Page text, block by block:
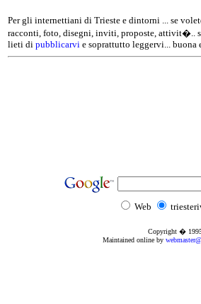
Per gli internettiani di Trieste e dintorni ... se
racconti, foto, disegni, inviti, proposte, attivit�..
lieti di pubblicarvi e soprattutto leggervi... buona
Web
Copyright �
Maintained online by